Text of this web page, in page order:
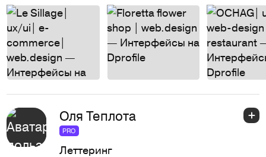
Оля Теплота
PRO
Леттеринг